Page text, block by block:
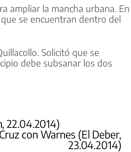
ampliar la mancha urbana.
se encuentran dentro del
Solicitó que se
debe subsanar los dos
22.04.2014)
con Warnes (El Deber,
23.04.2014)